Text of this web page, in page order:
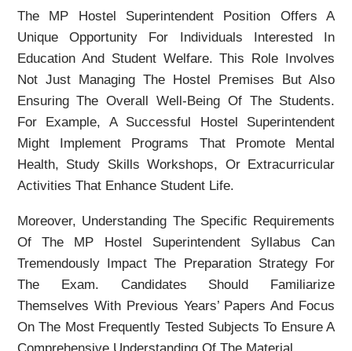
The MP Hostel Superintendent Position Offers A
Unique Opportunity For Individuals Interested In
Education And Student Welfare. This Role Involves
Not Just Managing The Hostel Premises But Also
Ensuring The Overall Well-Being Of The Students.
For Example, A Successful Hostel Superintendent
Might Implement Programs That Promote Mental
Health, Study Skills Workshops, Or Extracurricular
Activities That Enhance Student Life.
Moreover, Understanding The Specific Requirements
Of The MP Hostel Superintendent Syllabus Can
Tremendously Impact The Preparation Strategy For
The Exam. Candidates Should Familiarize
Themselves With Previous Years’ Papers And Focus
On The Most Frequently Tested Subjects To Ensure A
Comprehensive Understanding Of The Material.